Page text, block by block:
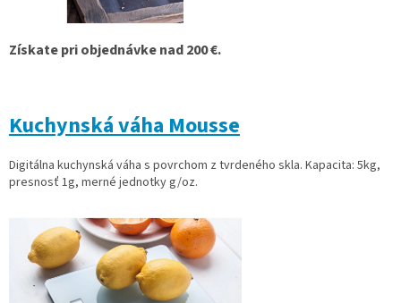
Získate pri objednávke nad 200 €.
Kuchynská váha Mousse
Digitálna kuchynská váha s povrchom z tvrdeného skla. Kapacita: 5kg,
presnosť 1g, merné jednotky g/oz.